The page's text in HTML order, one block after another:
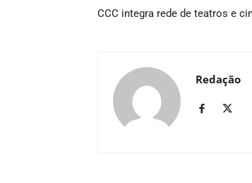
CCC integra rede de teatros e
Redação